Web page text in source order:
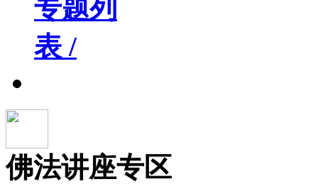
专题列
表 /
佛法讲座专区